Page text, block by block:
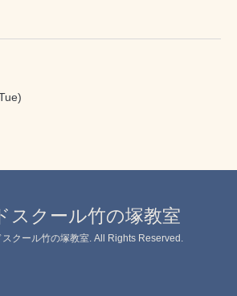
スクール竹の塚教室
スクール竹の塚教室. All Rights Reserved.